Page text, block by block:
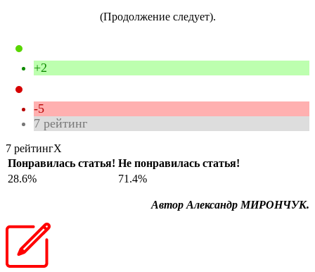
(Продолжение следует).
+2
-5
7 рейтинг
7 рейтингX
Понравилась статья! Не понравилась статья!
28.6%
71.4%
Автор Александр МИРОНЧУК.